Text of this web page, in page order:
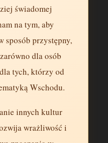
świadomej
na tym, aby
sposób przystępny,
dla osób
tych, którzy od
Wschodu.
innych kultur
wrażliwość i